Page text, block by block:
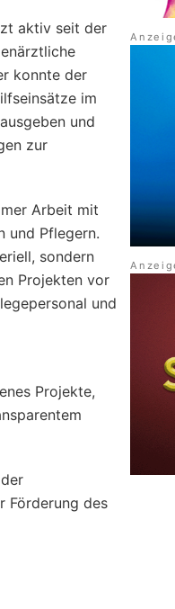
aktiv seit der
konnte der
im
und
zur
Arbeit mit
und Pflegern.
sondern
Projekten vor
und
Projekte,
Förderung des